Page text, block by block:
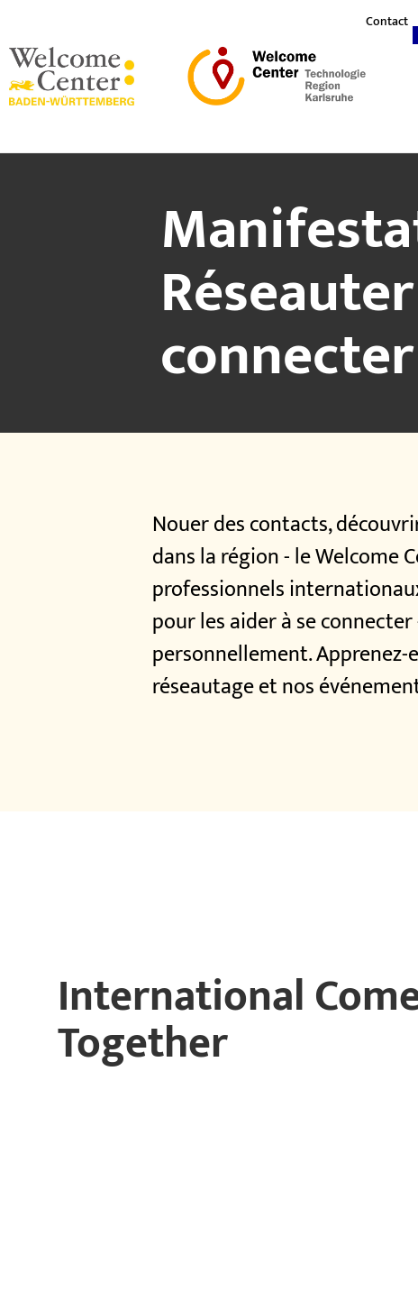
Contact
connecter
Nouer des contacts,
dans la région - le Welcome
professionnels
pour les aider à se
personnellement.
réseautage et nos
International
Together